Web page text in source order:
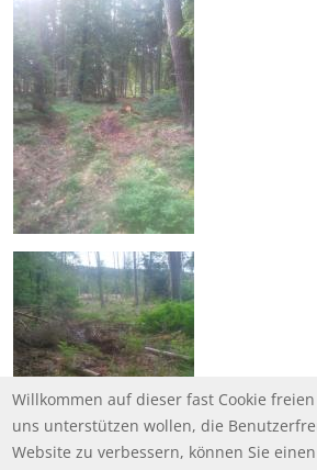
Willkommen auf dieser fast Cookie
uns unterstützen wollen, die
Website zu verbessern, können Sie